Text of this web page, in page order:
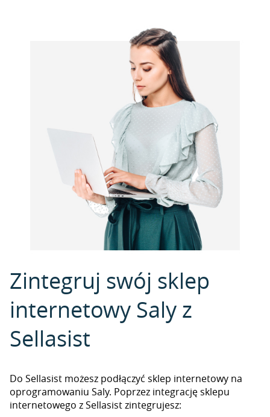
Zintegruj swój sklep
internetowy Saly z
Sellasist
Do Sellasist możesz podłączyć sklep internetowy na
oprogramowaniu Saly. Poprzez integrację sklepu
internetowego z Sellasist zintegrujesz: